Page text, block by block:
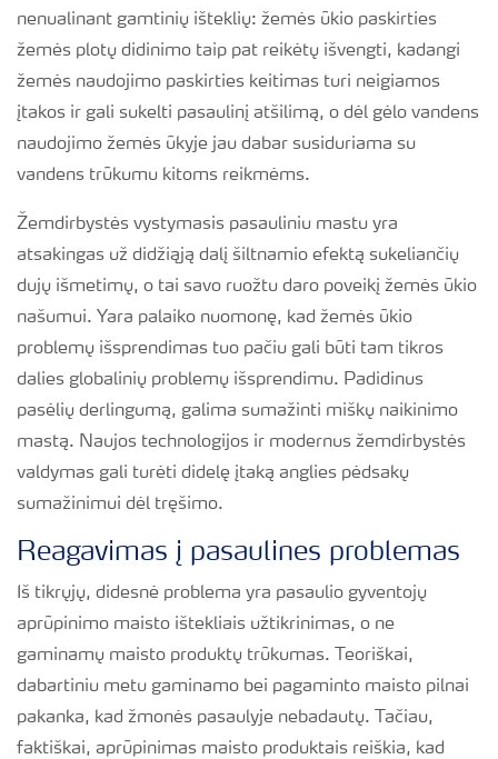
nenualinant gamtinių išteklių: žemės ūkio paskirties
žemės plotų didinimo taip pat reikėtų išvengti, kadangi
žemės naudojimo paskirties keitimas turi neigiamos
įtakos ir gali sukelti pasaulinį atšilimą, o dėl gėlo vandens
naudojimo žemės ūkyje jau dabar susiduriama su
vandens trūkumu kitoms reikmėms.
Žemdirbystės vystymasis pasauliniu mastu yra
atsakingas už didžiąją dalį šiltnamio efektą sukeliančių
dujų išmetimų, o tai savo ruožtu daro poveikį žemės ūkio
našumui. Yara palaiko nuomonę, kad žemės ūkio
problemų išsprendimas tuo pačiu gali būti tam tikros
dalies globalinių problemų išsprendimu. Padidinus
pasėlių derlingumą, galima sumažinti miškų naikinimo
mastą. Naujos technologijos ir modernus žemdirbystės
valdymas gali turėti didelę įtaką anglies pėdsakų
sumažinimui dėl tręšimo.
Reagavimas į pasaulines problemas
Iš tikrųjų, didesnė problema yra pasaulio gyventojų
aprūpinimo maisto ištekliais užtikrinimas, o ne
gaminamų maisto produktų trūkumas. Teoriškai,
dabartiniu metu gaminamo bei pagaminto maisto pilnai
pakanka, kad žmonės pasaulyje nebadautų. Tačiau,
faktiškai, aprūpinimas maisto produktais reiškia, kad